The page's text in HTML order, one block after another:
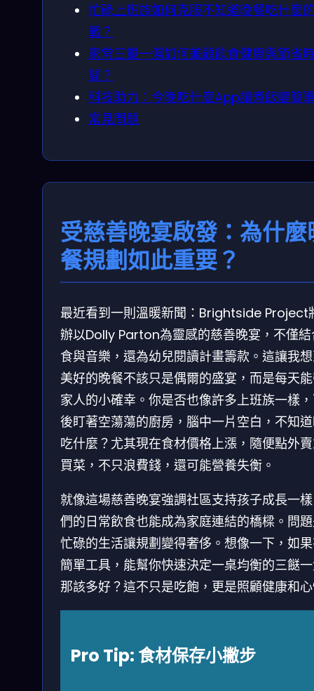
忙碌上班族如何克服不知道晚餐吃什麼
戰？
家常三餸一湯如何兼顧飲食健康與節省
間？
科技助力：今晚吃什麼App讓煮飯變簡
常見問題
受慈善晚宴啟發：為什麼
餐規劃如此重要？
最近看到一則溫暖新聞：Brightside Project
辦以Dolly Parton為靈感的慈善晚宴，不僅
食與音樂，還為幼兒閱讀計畫籌款。這讓我
美好的晚餐不該只是偶爾的盛宴，而是每天
家人的小確幸。你是否也像許多上班族一樣
後盯著空蕩蕩的廚房，腦中一片空白，不知
吃什麼？尤其現在食材價格上漲，隨便點外
買菜，不只浪費錢，還可能營養失衡。
就像這場慈善晚宴強調社區支持孩子成長一
們的日常飲食也能成為家庭連結的橋樑。問
忙碌的生活讓規劃變得奢侈。想像一下，如
簡單工具，能幫你快速決定一桌均衡的三餸
那該多好？這不只是吃飽，更是照顧健康和
Pro Tip: 食材保存小撇步